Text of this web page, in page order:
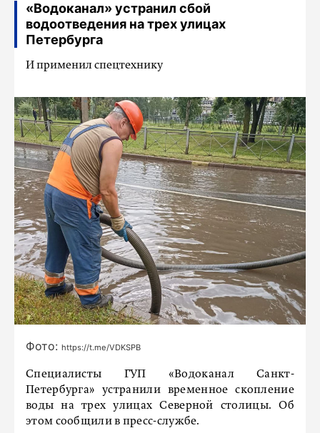
«Водоканал» устранил сбой
водоотведения на трех улицах
Петербурга
И применил спецтехнику
Фото: https://t.me/VDKSPB
Специалисты ГУП «Водоканал Санкт-
Петербурга» устранили временное скопление
воды на трех улицах Северной столицы. Об
этом сообщили в пресс-службе.